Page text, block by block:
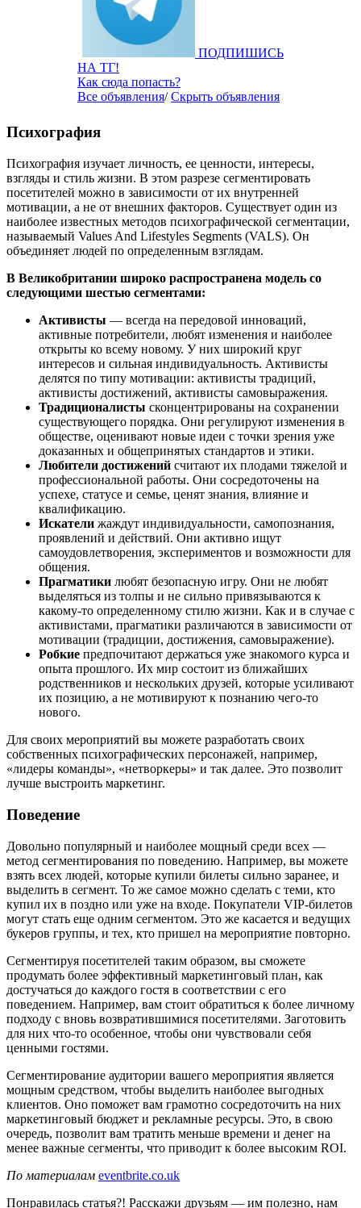
ПОДПИШИСЬ
НА ТГ!
Как сюда попасть?
Все объявления/Скрыть объявления
Психография
Психография изучает личность, ее ценности, интересы,
взгляды и стиль жизни. В этом разрезе сегментировать
посетителей можно в зависимости от их внутренней
мотивации, а не от внешних факторов. Существует один из
наиболее известных методов психографической сегментации,
называемый Values And Lifestyles Segments (VALS). Он
объединяет людей по определенным взглядам.
В Великобритании широко распространена модель со
следующими шестью сегментами:
Активисты — всегда на передовой инноваций,
активные потребители, любят изменения и наиболее
открыты ко всему новому. У них широкий круг
интересов и сильная индивидуальность. Активисты
делятся по типу мотивации: активисты традиций,
активисты достижений, активисты самовыражения.
Традиционалисты сконцентрированы на сохранении
существующего порядка. Они регулируют изменения в
обществе, оценивают новые идеи с точки зрения уже
доказанных и общепринятых стандартов и этики.
Любители достижений считают их плодами тяжелой и
профессиональной работы. Они сосредоточены на
успехе, статусе и семье, ценят знания, влияние и
квалификацию.
Искатели жаждут индивидуальности, самопознания,
проявлений и действий. Они активно ищут
самоудовлетворения, экспериментов и возможности для
общения.
Прагматики любят безопасную игру. Они не любят
выделяться из толпы и не сильно привязываются к
какому-то определенному стилю жизни. Как и в случае с
активистами, прагматики различаются в зависимости от
мотивации (традиции, достижения, самовыражение).
Робкие предпочитают держаться уже знакомого курса и
опыта прошлого. Их мир состоит из ближайших
родственников и нескольких друзей, которые усиливают
их позицию, а не мотивируют к познанию чего-то
нового.
Для своих мероприятий вы можете разработать своих
собственных психографических персонажей, например,
«лидеры команды», «нетворкеры» и так далее. Это позволит
лучше выстроить маркетинг.
Поведение
Довольно популярный и наиболее мощный среди всех —
метод сегментирования по поведению. Например, вы можете
взять всех людей, которые купили билеты сильно заранее, и
выделить в сегмент. То же самое можно сделать с теми, кто
купил их в поздно или уже на входе. Покупатели VIP-билетов
могут стать еще одним сегментом. Это же касается и ведущих
букеров группы, и тех, кто пришел на мероприятие повторно.
Сегментируя посетителей таким образом, вы сможете
продумать более эффективный маркетинговый план, как
достучаться до каждого гостя в соответствии с его
поведением. Например, вам стоит обратиться к более личному
подходу с вновь возвратившимися посетителями. Заготовить
для них что-то особенное, чтобы они чувствовали себя
ценными гостями.
Сегментирование аудитории вашего мероприятия является
мощным средством, чтобы выделить наиболее выгодных
клиентов. Оно поможет вам грамотно сосредоточить на них
маркетинговый бюджет и рекламные ресурсы. Это, в свою
очередь, позволит вам тратить меньше времени и денег на
менее важные сегменты, что приводит к более высоким ROI.
По материалам eventbrite.co.uk
Понравилась статья?! Расскажи друзьям — им полезно, нам